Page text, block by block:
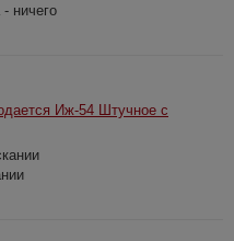
ничего
Иж-54 Штучное с